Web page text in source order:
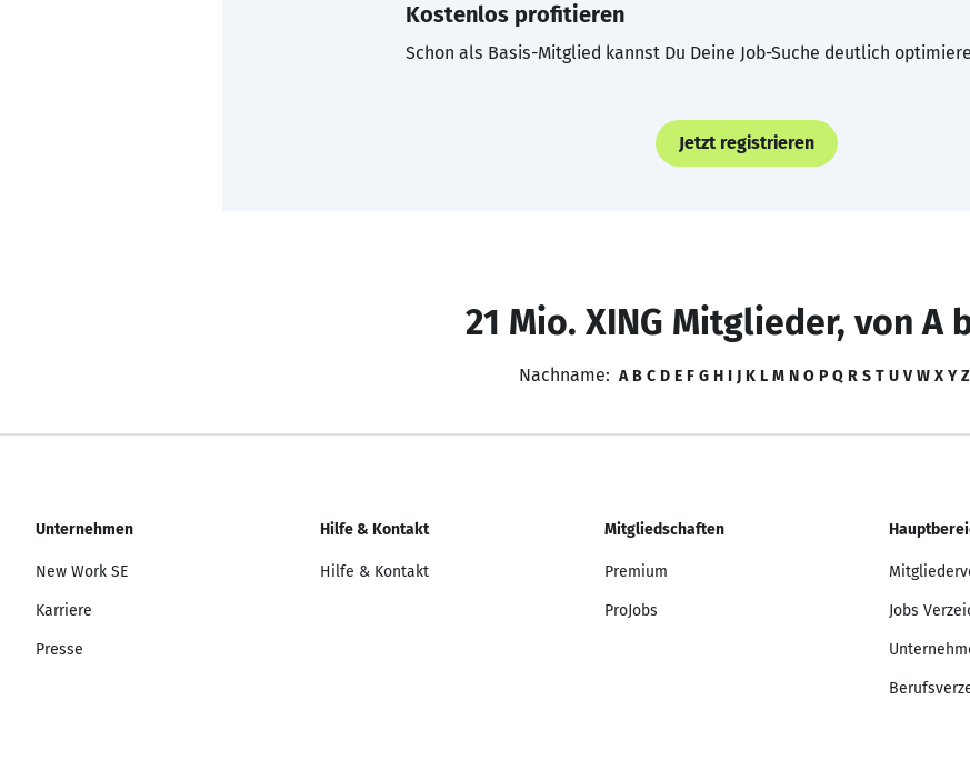
Kostenlos profitieren
Schon als Basis-Mitglied kannst Du Deine Job-Suche deutlich
Jetzt registrieren
21 Mio. XING Mitglieder, von A
Nachname: A B C D E F G H I J K L M N O P Q R S T U V W X Y Z
Unternehmen
New Work SE
Karriere
Presse
Hilfe & Kontakt
Hilfe & Kontakt
Mitgliedschaften
Premium
ProJobs Jobs